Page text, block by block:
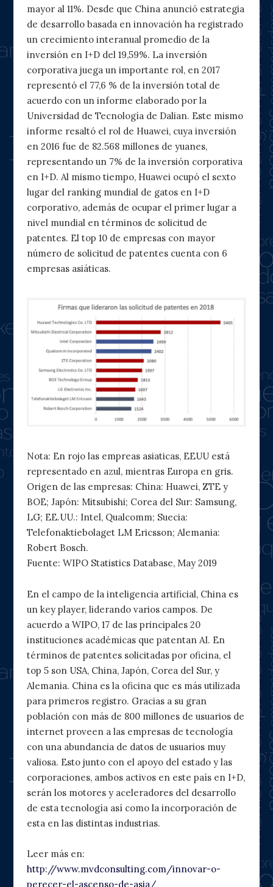
mayor al 11%. Desde que China anunció estrategia
de desarrollo basada en innovación ha registrado
un crecimiento interanual promedio de la
inversión en I+D del 19,59%. La inversión
corporativa juega un importante rol, en 2017
representó el 77,6 % de la inversión total de
acuerdo con un informe elaborado por la
Universidad de Tecnología de Dalian. Este mismo
informe resaltó el rol de Huawei, cuya inversión
en 2016 fue de 82.568 millones de yuanes,
representando un 7% de la inversión corporativa
en I+D. Al mismo tiempo, Huawei ocupó el sexto
lugar del ranking mundial de gatos en I+D
corporativo, además de ocupar el primer lugar a
nivel mundial en términos de solicitud de
patentes. El top 10 de empresas con mayor
número de solicitud de patentes cuenta con 6
empresas asiáticas.
Nota: En rojo las empreas asiaticas, EEUU está
representado en azul, mientras Europa en gris.
Origen de las empresas: China: Huawei, ZTE y
BOE; Japón: Mitsubishi; Corea del Sur: Samsung,
LG; EE.UU.: Intel, Qualcomm; Suecia:
Telefonaktiebolaget LM Ericsson; Alemania:
Robert Bosch.
Fuente: WIPO Statistics Database, May 2019
En el campo de la inteligencia artificial, China es
un key player, liderando varios campos. De
acuerdo a WIPO, 17 de las principales 20
instituciones académicas que patentan AI. En
términos de patentes solicitadas por oficina, el
top 5 son USA, China, Japón, Corea del Sur, y
Alemania. China es la oficina que es más utilizada
para primeros registro. Gracias a su gran
población con más de 800 millones de usuarios de
internet proveen a las empresas de tecnología
con una abundancia de datos de usuarios muy
valiosa. Esto junto con el apoyo del estado y las
corporaciones, ambos activos en este país en I+D,
serán los motores y aceleradores del desarrollo
de esta tecnología así como la incorporación de
esta en las distintas industrias.
Leer más en:
http://www.mvdconsulting.com/innovar-o-
perecer-el-ascenso-de-asia/